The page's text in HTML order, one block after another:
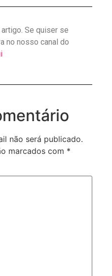
Se quiser se
no nosso canal do
não será publicado.
marcados com *